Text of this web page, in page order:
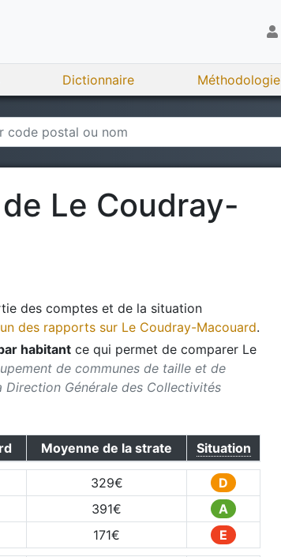
Dictionnaire Méthodologie
Le Coudray-
des comptes et de la situation
des rapports sur Le Coudray-Macouard.
habitant ce qui permet de comparer Le
de communes de taille et de
Générale des Collectivités
Moyenne de la strate Situation
329€
D
391€
A
171€ E